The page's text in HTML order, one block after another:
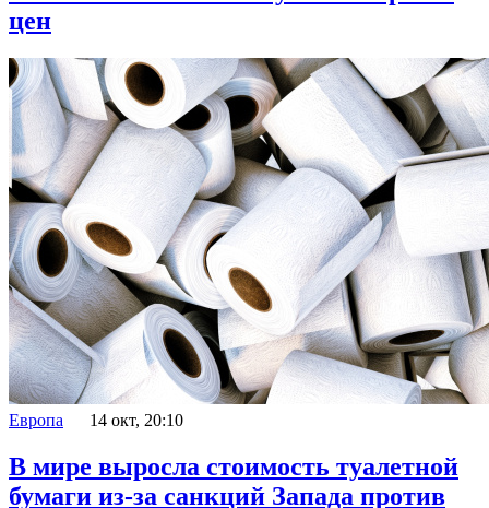
цен
Европа 14 окт, 20:10
В мире выросла стоимость туалетной
бумаги из-за санкций Запада против